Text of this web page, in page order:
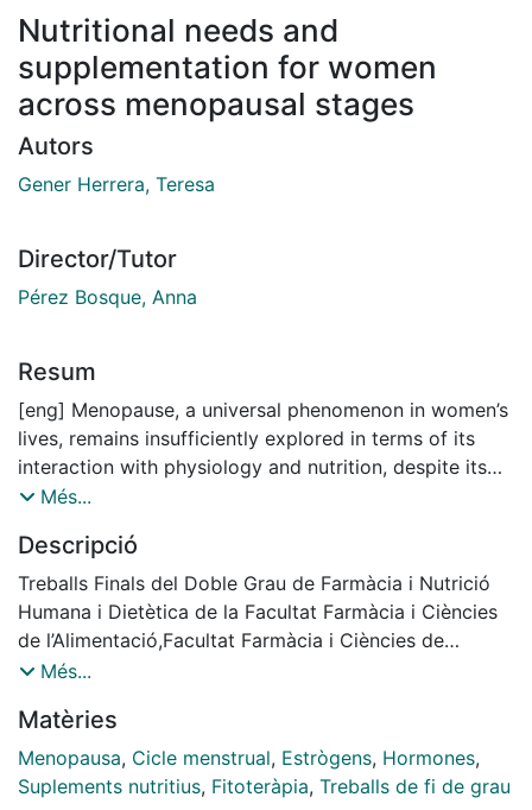
Nutritional needs and
supplementation for women
across menopausal stages
Autors
Gener Herrera, Teresa
Director/Tutor
Pérez Bosque, Anna
Resum
[eng] Menopause, a universal phenomenon in women’s
lives, remains insufficiently explored in terms of its
interaction with physiology and nutrition, despite its
significant implications for quality of life. The objective
women during menopause and how supplements can
help meet these needs, including their potential
limitations. During menopause, there is a physiological
decline in oestrogen levels, which can cause a range
of manifestations affecting various body systems,
muscle pain, vaginal dryness, insomnia, depression,
weight gain, and mood changes. Nutritional
interventions, such as supplementation with plant
Més...
Descripció
Treballs Finals del Doble Grau de Farmàcia i Nutrició
Humana i Dietètica de la Facultat Farmàcia i Ciències
de l’Alimentació,Facultat Farmàcia i Ciències de
l’Alimentació. Universitat de Barcelona. Curs: 2024-
Més...
Matèries
Menopausa, Cicle menstrual, Estrògens, Hormones,
Suplements nutritius, Fitoteràpia, Treballs de fi de grau